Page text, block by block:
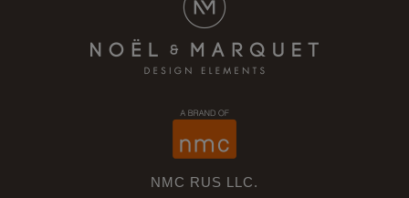
NMC RUS LLC.